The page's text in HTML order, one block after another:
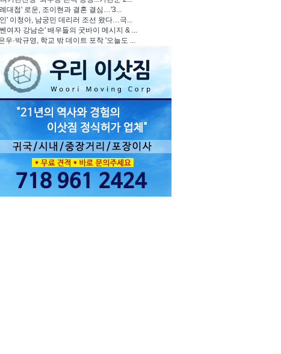
대첩' 로운, 조이현과 결혼 결심…'3...
' 이청아, 남궁민 데리러 조선 왔다…극...
여자 강남순' 배우들의 굿바이 메시지 & ...
우·박규영, 학교 밖 데이트 포착 '오늘도 ...